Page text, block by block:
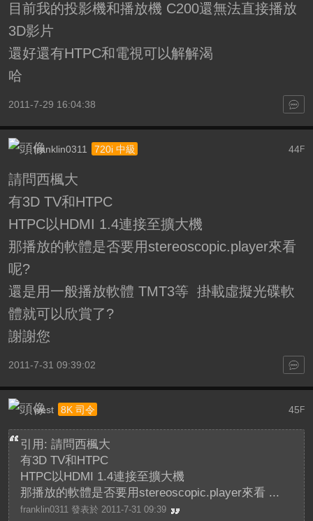
目前我的投影機和播放機 C200還無法直接播放
3D影片
還好還有HTPC和電視可以解解渴
哈
2011-7-29 16:04:38
44F
franklin0311 720i 中級
請問西楓大
有3D TV和HTPC
HTPC以HDMI 1.4連接至擴大機
那播放的軟體是否要用stereoscopic.player來看
呢?
還是用一般播放軟體 TMT3等 掛載虛擬光碟軟
體就可以欣賞了?
謝謝您
2011-7-31 09:39:02
45 F
west 8K 司令
引用: 請問西楓大
有3D TV和HTPC
HTPC以HDMI 1.4連接至擴大機
那播放的軟體是否要用stereoscopic.player來看 ...
franklin0311 發表於 2011-7-31 09:39